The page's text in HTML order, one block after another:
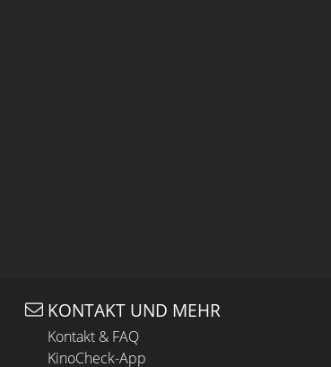
KONTAKT UND MEHR
Kontakt & FAQ
KinoCheck-App